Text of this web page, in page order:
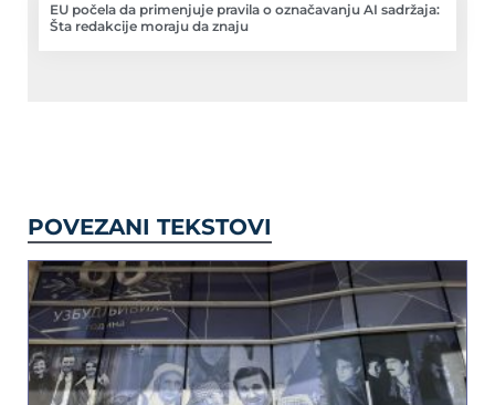
EU počela da primenjuje pravila o označavanju AI sadržaja:
Šta redakcije moraju da znaju
POVEZANI TEKSTOVI